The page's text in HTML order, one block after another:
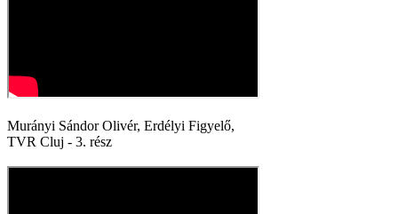
Murányi Sándor Olivér, Erdélyi Figyelő,
TVR Cluj - 3. rész